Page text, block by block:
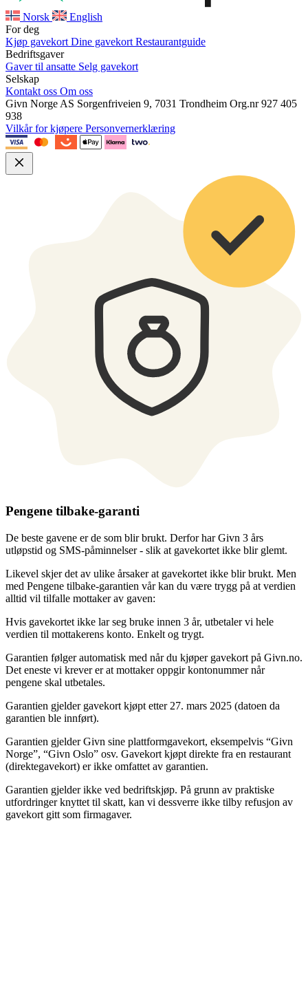
Norsk
English
For deg
Kjøp gavekort Dine gavekort Restaurantguide
Bedriftsgaver
Gaver til ansatte Selg gavekort
Selskap
Kontakt oss Om oss
Givn Norge AS Sorgenfriveien 9, 7031 Trondheim Org.nr 927 405
938
Vilkår for kjøpere Personvernerklæring
Pengene tilbake-garanti
De beste gavene er de som blir brukt. Derfor har Givn 3 års
utløpstid og SMS-påminnelser - slik at gavekortet ikke blir glemt.
Likevel skjer det av ulike årsaker at gavekortet ikke blir brukt. Men
med Pengene tilbake-garantien vår kan du være trygg på at verdien
alltid vil tilfalle mottaker av gaven:
Hvis gavekortet ikke lar seg bruke innen 3 år, utbetaler vi hele
verdien til mottakerens konto. Enkelt og trygt.
Garantien følger automatisk med når du kjøper gavekort på Givn.no.
Det eneste vi krever er at mottaker oppgir kontonummer når
pengene skal utbetales.
Garantien gjelder gavekort kjøpt etter 27. mars 2025 (datoen da
garantien ble innført).
Garantien gjelder Givn sine plattformgavekort, eksempelvis “Givn
Norge”, “Givn Oslo” osv. Gavekort kjøpt direkte fra en restaurant
(direktegavekort) er ikke omfattet av garantien.
Garantien gjelder ikke ved bedriftskjøp. På grunn av praktiske
utfordringer knyttet til skatt, kan vi dessverre ikke tilby refusjon av
gavekort gitt som firmagaver.